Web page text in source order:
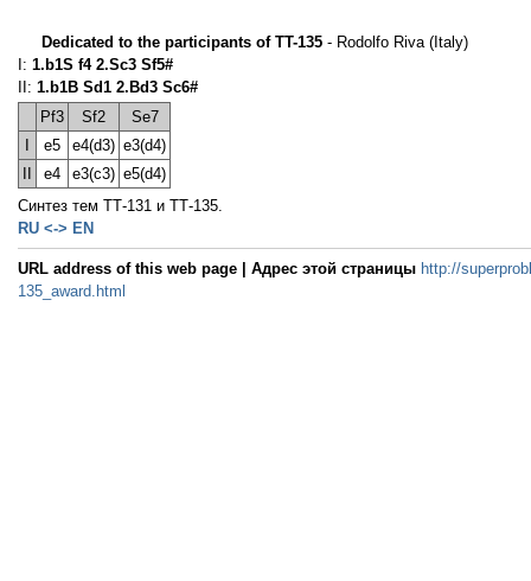
Dedicated to the participants of TT-135 - Rodolfo Riva (Italy)
I: 1.b1S f4 2.Sc3 Sf5#
II: 1.b1B Sd1 2.Bd3 Sc6#
Pf3
Sf2
Se7
e5 e4(d3) e3(d4)
e4 e3(c3) e5(d4)
Синтез тем ТТ-131 и ТТ-135.
RU <-> EN
URL address of this web page | Адрес этой страницы http://
135_award.html